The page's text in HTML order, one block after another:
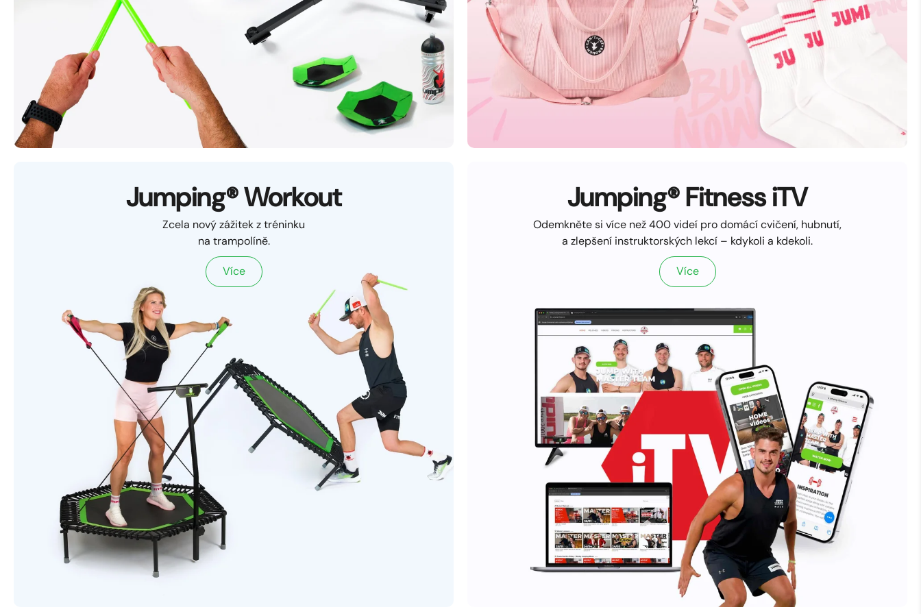
Jumping® Workout
Zcela nový zážitek z tréninku
na trampolíně.
Více
Jumping® Fitness iTV
Odemkněte si více než 400 videí pro domácí cvičení, hubnutí,
a zlepšení instruktorských lekcí – kdykoli a kdekoli.
Více